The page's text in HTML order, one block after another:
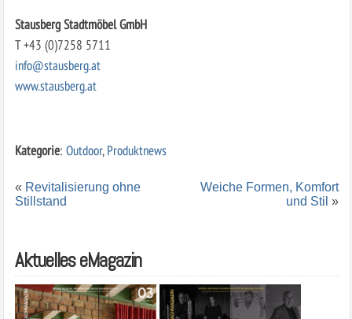
Stausberg Stadtmöbel GmbH
T +43 (0)7258 5711
info@stausberg.at
www.stausberg.at
Kategorie: Outdoor,Produktnews
« Revitalisierung ohne
Stillstand
Weiche Formen, Komfort
und Stil »
Aktuelles eMagazin